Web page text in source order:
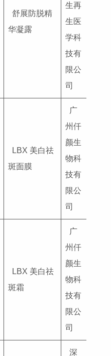
舒展防脱精
华凝露
生再
生医
学科
技有
限公
司
LBX 美白祛
斑面膜
广
州仟
颜生
物科
技有
限公
司
LBX 美白祛
斑霜
广
州仟
颜生
物科
技有
限公
司
深